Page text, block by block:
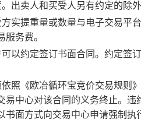
出卖人和买受人另有约定的除
实提重量或数量与电子交易平
务费。
以约定签订书面合同。约定签
照《欧冶循环宝竞价交易规则
易中心对该合同的义务终止。
书面方式向交易中心申请强制